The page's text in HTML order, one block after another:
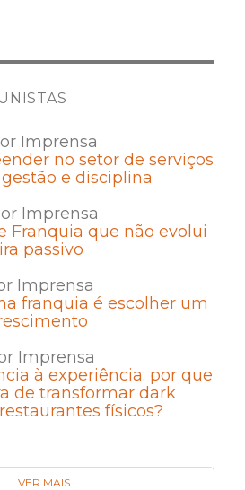
Imprensa
no setor de serviços
e disciplina
Imprensa
Franquia que não evolui
passivo
Imprensa
franquia é escolher um
Imprensa
à experiência: por que
de transformar dark
físicos?
VER MAIS